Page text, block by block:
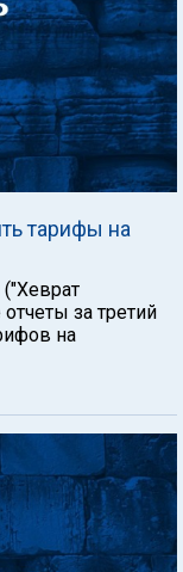
тарифы на
за третий
на